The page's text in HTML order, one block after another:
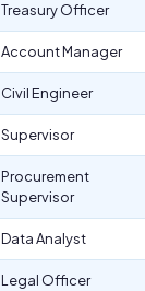
Treasury Officer
Account Manager
Civil Engineer
Supervisor
Procurement
Supervisor
Data Analyst
Legal Officer